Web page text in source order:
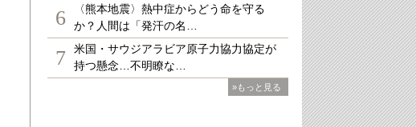
6
〈熊本地震〉熱中症からどう命を守る
か？人間は「発汗の名…
7
米国・サウジアラビア原子力協力協定が
持つ懸念…不明瞭な…
»もっと見る